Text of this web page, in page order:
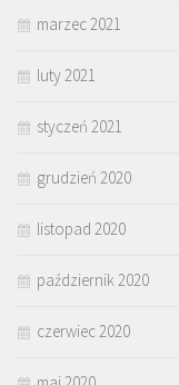
marzec 2021
luty 2021
styczeń 2021
grudzień 2020
listopad 2020
październik 2020
czerwiec 2020